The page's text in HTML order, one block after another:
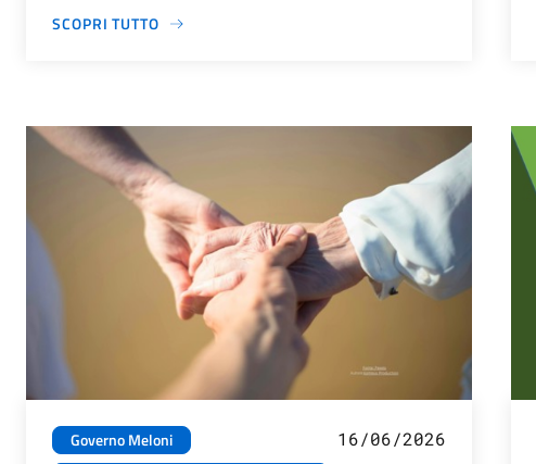
SCOPRI TUTTO
Governo Meloni
16/06/2026